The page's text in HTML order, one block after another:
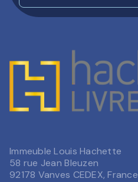
Immeuble Louis Hachette
58 rue Jean Bleuzen
92178 Vanves CEDEX, France